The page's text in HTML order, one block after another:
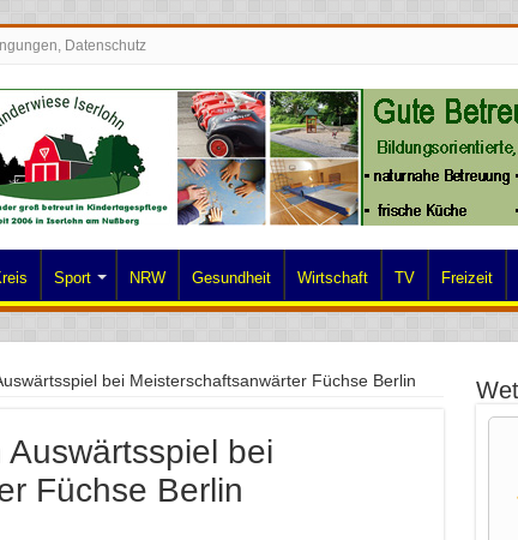
Datenschutz
Sport NRW Gesundheit Wirtschaft TV Freizeit
bei Meisterschaftsanwärter Füchse Berlin
bei
Füchse Berlin